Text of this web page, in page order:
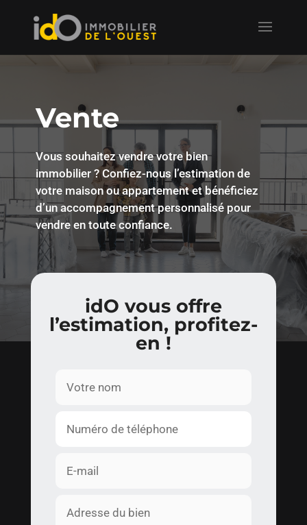
Vente
Vous souhaitez vendre votre bien
immobilier ? Confiez-nous l’estimation de
votre maison ou appartement et bénéficiez
d’un accompagnement personnalisé pour
vendre en toute confiance.
idO vous offre
l’estimation, profitez-
en !